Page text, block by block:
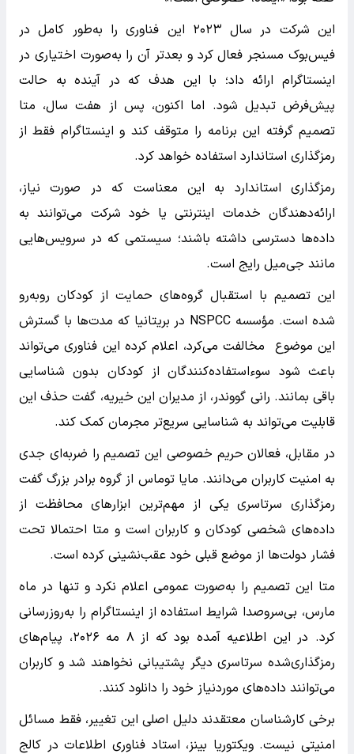
این شرکت در سال ۲۰۲۳ این فناوری را به‌طور کامل در
فیس‌بوک مسنجر فعال کرد و بعدتر آن را به‌صورت اختیاری در
اینستاگرام ارائه داد؛ با این هدف که در آینده به حالت
پیش‌فرض تبدیل شود. اما اکنون، پس از هفت سال، متا
تصمیم گرفته این برنامه را متوقف کند و اینستاگرام فقط از
رمزگذاری استاندارد استفاده خواهد کرد.
رمزگذاری استاندارد به این معناست که در صورت نیاز،
ارائه‌دهندگان خدمات اینترنتی یا خود شرکت می‌توانند به
داده‌ها دسترسی داشته باشند؛ سیستمی که در سرویس‌هایی
مانند جی‌میل رایج است.
این تصمیم با استقبال گروه‌های حمایت از کودکان روبه‌رو
شده است. مؤسسه NSPCC در بریتانیا که مدت‌ها با گسترش
این موضوع مخالفت می‌کرد، اعلام کرده این فناوری می‌تواند
باعث شود سوءاستفاده‌کنندگان از کودکان بدون شناسایی
باقی بمانند. رانی گووندر، از مدیران این خیریه، گفت حذف این
قابلیت می‌تواند به شناسایی سریع‌تر مجرمان کمک کند.
در مقابل، فعالان حریم خصوصی این تصمیم را ضربه‌ای جدی
به امنیت کاربران می‌دانند. مایا توماس از گروه برادر بزرگ گفت
رمزگذاری سرتاسری یکی از مهم‌ترین ابزارهای محافظت از
داده‌های شخصی کودکان و کاربران است و متا احتمالا تحت
فشار دولت‌ها از موضع قبلی خود عقب‌نشینی کرده است.
متا این تصمیم را به‌صورت عمومی اعلام نکرد و تنها در ماه
مارس، بی‌سروصدا شرایط استفاده از اینستاگرام را به‌روزرسانی
کرد. در این اطلاعیه آمده بود که از ۸ مه ۲۰۲۶، پیام‌های
رمزگذاری‌شده سرتاسری دیگر پشتیبانی نخواهند شد و کاربران
می‌توانند داده‌های موردنیاز خود را دانلود کنند.
برخی کارشناسان معتقدند دلیل اصلی این تغییر، فقط مسائل
امنیتی نیست. ویکتوریا بینز، استاد فناوری اطلاعات در کالج